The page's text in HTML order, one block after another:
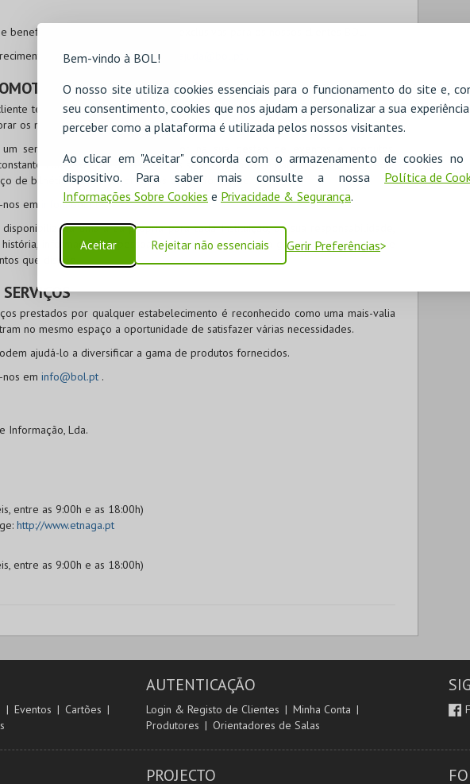
Bem-vindo à BOL!
O nosso site utiliza cookies essenciais para o funcionamento do site e,
seu consentimento, cookies que nos ajudam a personalizar a sua
perceber como a plataforma é utilizada pelos nossos visitantes.
Ao clicar em "Aceitar" concorda com o armazenamento de cookies no
dispositivo. Para saber mais consulte a nossa Política de
Informações Sobre Cookies e Privacidade & Segurança.
Aceitar Rejeitar não essenciais Gerir Preferências
beneficie de promoções e ofertas exclusivas para os nossos clientes
adicional, contacte-nos em
tem necessidades específicas e merece a nossa atenção personalizada no
os nossos serviços.
serviço de confiança e inovador na sua gestão de eventos e produtos,
contacto para o sucesso dos seus resultados e para que possa oferecer
de bilhética, venda de produtos e de informação.
em
info@bol.pt.
uma área própria para cada Instituição, da sua responsabilidade,
informações e pessoas que contribuem para a grandeza da entidade e
que dispõe.
prestados por qualquer estabelecimento é reconhecido como uma mais-valia
no mesmo espaço a oportunidade de satisfazer várias necessidades.
ajudá-lo a diversificar a gama de produtos fornecidos.
em info@bol.pt .
Informação, Lda.
entre as 9:00h e as 18:00h)
http://www.etnaga.pt
entre as 9:00h e as 18:00h)
Eventos
Cartões
AUTENTICAÇÃO
Login & Registo de Clientes
Minha Conta
Produtores
Orientadores de Salas
PROJECTO